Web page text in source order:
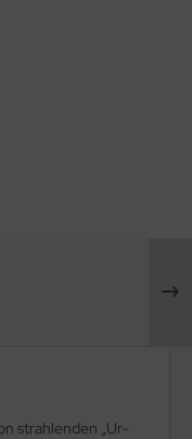
strahlenden „Ur-